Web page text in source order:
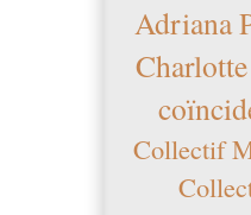
Adriana
Collectif